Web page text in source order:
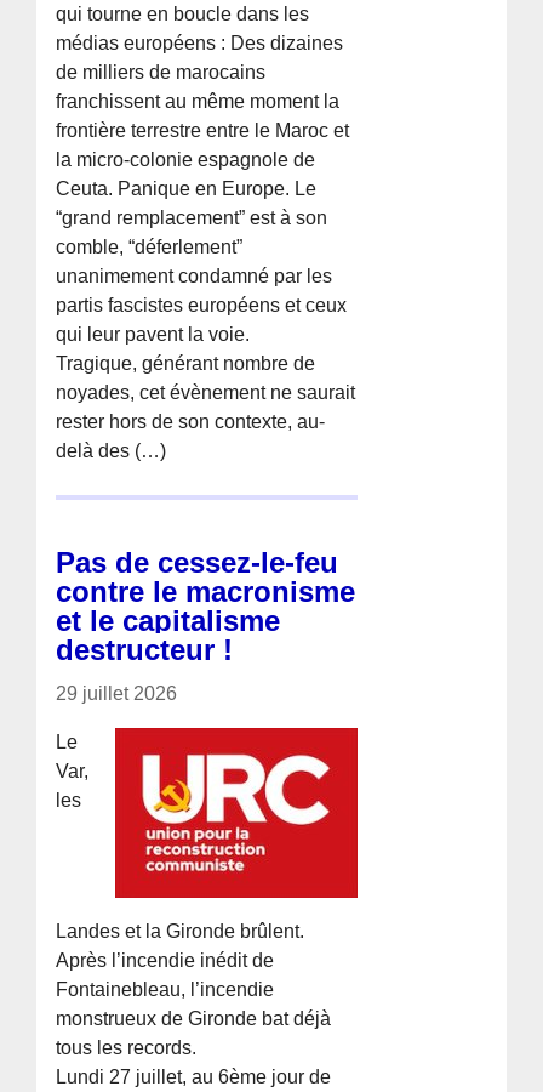
qui tourne en boucle dans les
médias européens : Des dizaines
de milliers de marocains
franchissent au même moment la
frontière terrestre entre le Maroc et
la micro-colonie espagnole de
Ceuta. Panique en Europe. Le
“grand remplacement” est à son
comble, “déferlement”
unanimement condamné par les
partis fascistes européens et ceux
qui leur pavent la voie.
Tragique, générant nombre de
noyades, cet évènement ne saurait
rester hors de son contexte, au-
delà des (…)
Pas de cessez-le-feu
contre le macronisme
et le capitalisme
destructeur !
29 juillet 2026
Le
Var,
les
Landes et la Gironde brûlent.
Après l’incendie inédit de
Fontainebleau, l’incendie
monstrueux de Gironde bat déjà
tous les records.
Lundi 27 juillet, au 6ème jour de